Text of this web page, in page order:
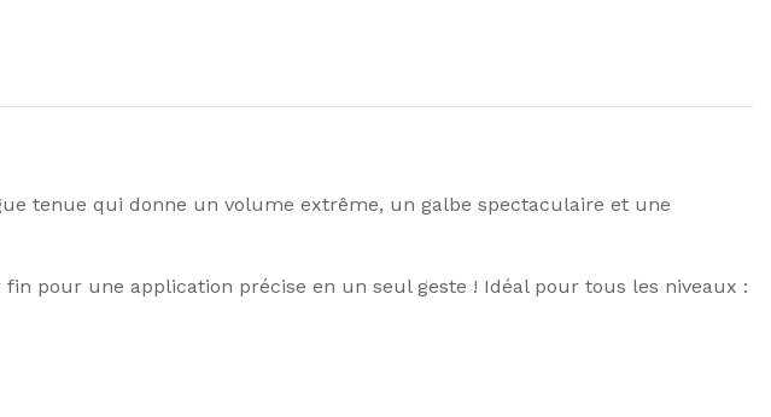
tenue qui donne un volume extrême, un galbe spectaculaire et une
pour une application précise en un seul geste ! Idéal pour tous les niveaux :